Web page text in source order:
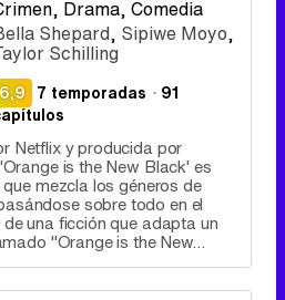
, Drama, Comedia
Shepard, Sipiwe Moyo,
Schilling
6,9 7 temporadas · 91
Netflix y producida por
is the New Black' es
mezcla los géneros de
sobre todo en el
una ficción que adapta un
"Orange is the New...